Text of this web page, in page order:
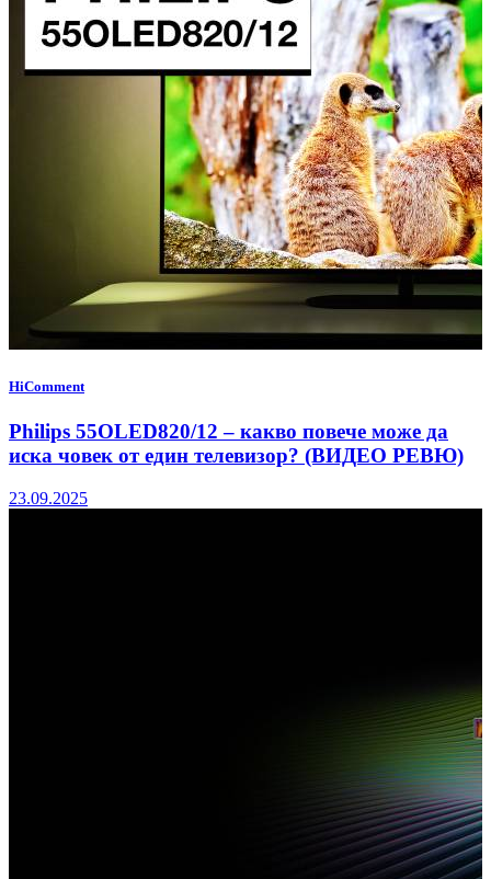
HiComment
Philips 55OLED820/12 – какво повече може да
иска човек от един телевизор? (ВИДЕО РЕВЮ)
23.09.2025